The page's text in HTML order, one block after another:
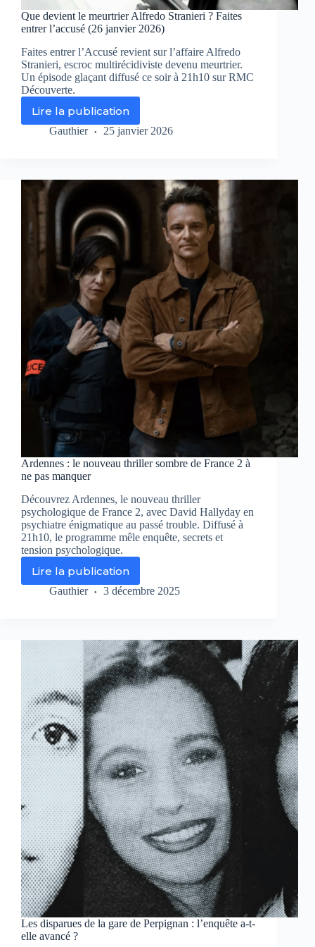
Que devient le meurtrier Alfredo Stranieri ? Faites
entrer l’accusé (26 janvier 2026)
Faites entrer l’Accusé revient sur l’affaire Alfredo
Stranieri, escroc multirécidiviste devenu meurtrier.
Un épisode glaçant diffusé ce soir à 21h10 sur RMC
Découverte.
Lire la publication
Que
devient
Stranieri
Faites
entrer
l’accusé
(26
janvier
2026)
Gauthier 25 janvier 2026
Ardennes : le nouveau thriller sombre de France 2 à
ne pas manquer
Découvrez Ardennes, le nouveau thriller
psychologique de France 2, avec David Hallyday en
psychiatre énigmatique au passé trouble. Diffusé à
21h10, le programme mêle enquête, secrets et
tension psychologique.
Lire la publication
Ardennes
:
sombre
de
France
2
à
ne
pas
manquer
Gauthier 3 décembre 2025
Les disparues de la gare de Perpignan : l’enquête a-t-
elle avancé ?